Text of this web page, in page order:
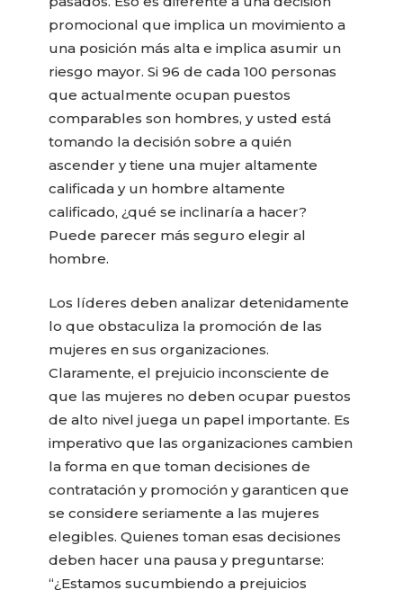
promocional que implica un movimiento a
una posición más alta e implica asumir un
riesgo mayor. Si 96 de cada 100 personas
que actualmente ocupan puestos
comparables son hombres, y usted está
tomando la decisión sobre a quién
ascender y tiene una mujer altamente
calificada y un hombre altamente
calificado, ¿qué se inclinaría a hacer?
Puede parecer más seguro elegir al
hombre.
Los líderes deben analizar detenidamente
lo que obstaculiza la promoción de las
mujeres en sus organizaciones.
Claramente, el prejuicio inconsciente de
que las mujeres no deben ocupar puestos
de alto nivel juega un papel importante. Es
imperativo que las organizaciones cambien
la forma en que toman decisiones de
contratación y promoción y garanticen que
se considere seriamente a las mujeres
elegibles. Quienes toman esas decisiones
deben hacer una pausa y preguntarse:
“¿Estamos sucumbiendo a prejuicios